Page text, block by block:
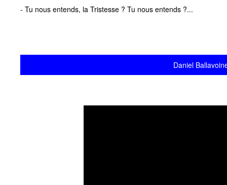
- Tu nous entends, la Tristesse ? Tu nous entends ?...
Daniel